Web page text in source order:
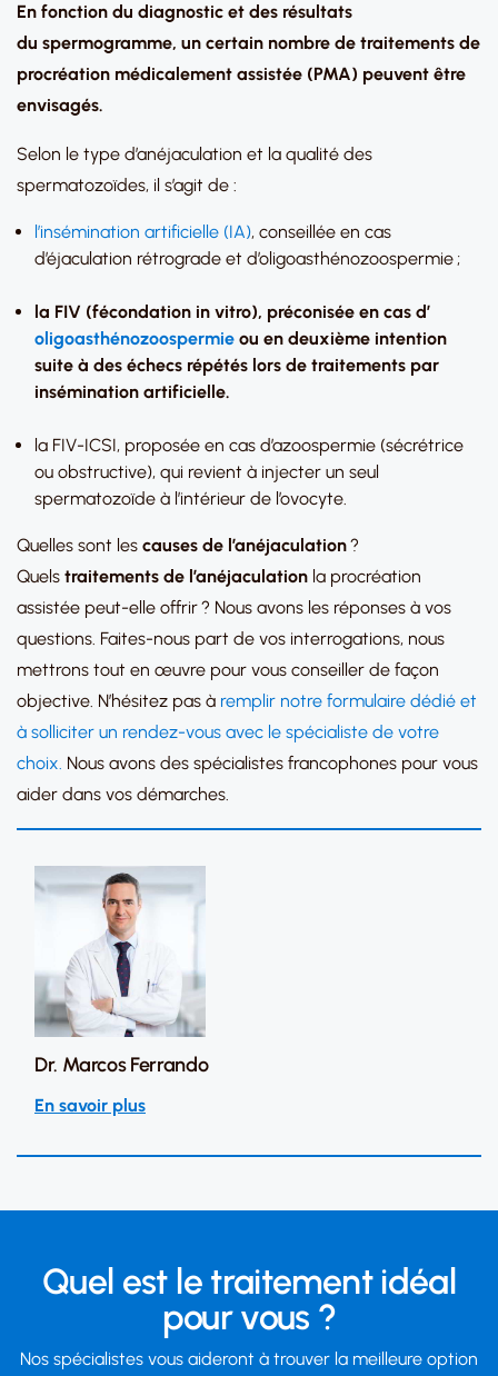
En fonction du diagnostic et des résultats
du spermogramme, un certain nombre de traitements de
procréation médicalement assistée (PMA) peuvent être
envisagés.
Selon le type d’anéjaculation et la qualité des
spermatozoïdes, il s’agit de :
l’insémination artificielle (IA), conseillée en cas
d’éjaculation rétrograde et d’oligoasthénozoospermie ;
la FIV (fécondation in vitro), préconisée en cas d’
oligoasthénozoospermie ou en deuxième intention
suite à des échecs répétés lors de traitements par
insémination artificielle.
la FIV-ICSI, proposée en cas d’azoospermie (sécrétrice
ou obstructive), qui revient à injecter un seul
spermatozoïde à l’intérieur de l’ovocyte.
Quelles sont les causes de l’anéjaculation?
Quels traitements de l’anéjaculation la procréation
assistée peut-elle offrir ? Nous avons les réponses à vos
questions. Faites-nous part de vos interrogations, nous
mettrons tout en œuvre pour vous conseiller de façon
objective. N’hésitez pas à remplir notre formulaire dédié et
à solliciter un rendez-vous avec le spécialiste de votre
choix. Nous avons des spécialistes francophones pour vous
aider dans vos démarches.
Dr. Marcos Ferrando
En savoir plus
Quel est le traitement idéal
pour vous ?
Nos spécialistes vous aideront à trouver la meilleure option